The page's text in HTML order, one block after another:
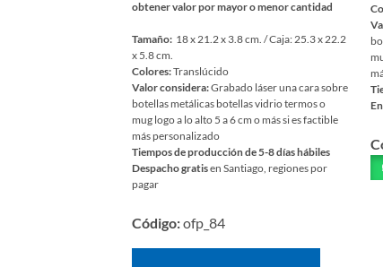
obtener valor por mayor o menor cantidad
Tamaño: 18 x 21.2 x 3.8 cm. / Caja: 25.3 x 22.2
x 5.8 cm.
Colores:Translúcido
Valor considera:Grabado láser una cara sobre
botellas metálicas botellas vidrio termos o
mug logo a lo alto 5 a 6 cm o más si es factible
más personalizado
Tiempos de producción de 5-8 días hábiles
Despacho gratisen Santiago, regiones por
pagar
Código:ofp_84